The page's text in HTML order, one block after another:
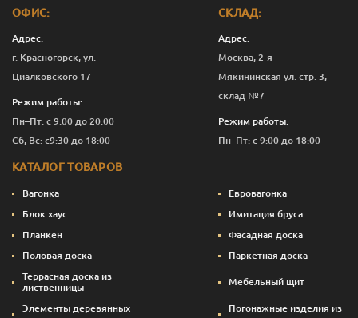
ОФИС:
Адрес:
г. Красногорск, ул.
Циалковского 17
Режим работы:
Пн–Пт: с 9:00 до 20:00
Сб, Вс: с9:30 до 18:00
СКЛАД:
Адрес:
Москва, 2-я
Мякининская ул. стр. 3,
склад №7
Режим работы:
Пн–Пт: с 9:00 до 18:00
КАТАЛОГ ТОВАРОВ
Вагонка
Евровагонка
Блок хаус
Имитация бруса
Планкен
Фасадная доска
Половая доска
Паркетная доска
Террасная доска из
лиственницы
Мебельный щит
Элементы деревянных
Погонажные изделия из